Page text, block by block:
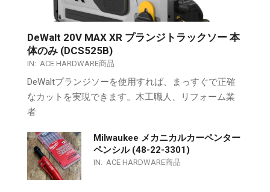
DeWalt 20V MAX XR プランジトラックソー 本
体のみ (DCS525B)
IN: ACE HARDWARE商品
DeWaltプランジソーを使用すれば、まっすぐで正確
なカットを実現できます。木工職人、リフォーム業
者
Milwaukee メカニカルカーペンター
ペンシル (48-22-3301)
IN: ACE HARDWARE商品